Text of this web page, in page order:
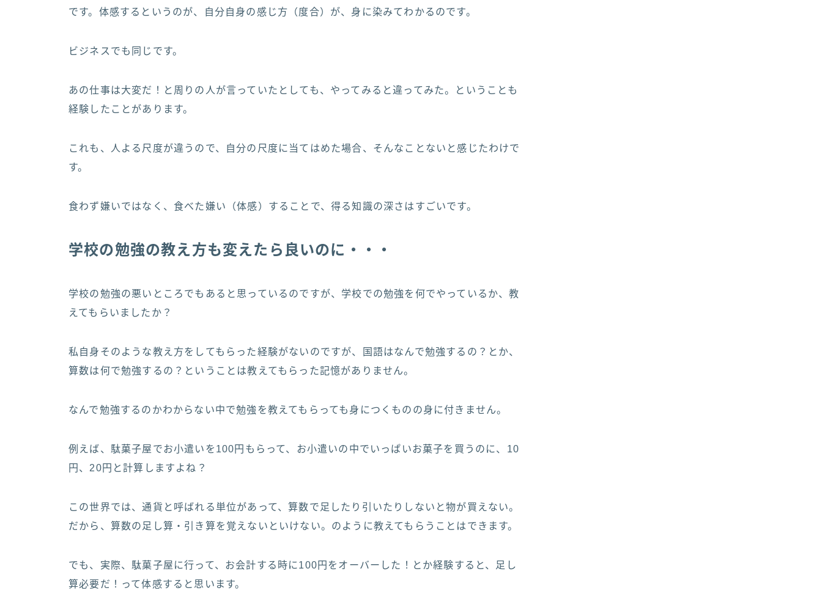
です。体感するというのが、自分自身の感じ方（度合）が、身に染みてわかるのです。
ビジネスでも同じです。
あの仕事は大変だ！と周りの人が言っていたとしても、やってみると違ってみた。ということも
経験したことがあります。
これも、人よる尺度が違うので、自分の尺度に当てはめた場合、そんなことないと感じたわけで
す。
食わず嫌いではなく、食べた嫌い（体感）することで、得る知識の深さはすごいです。
学校の勉強の教え方も変えたら良いのに・・・
学校の勉強の悪いところでもあると思っているのですが、学校での勉強を何でやっているか、教
えてもらいましたか？
私自身そのような教え方をしてもらった経験がないのですが、国語はなんで勉強するの？とか、
算数は何で勉強するの？ということは教えてもらった記憶がありません。
なんで勉強するのかわからない中で勉強を教えてもらっても身につくものの身に付きません。
例えば、駄菓子屋でお小遣いを100円もらって、お小遣いの中でいっぱいお菓子を買うのに、10
円、20円と計算しますよね？
この世界では、通貨と呼ばれる単位があって、算数で足したり引いたりしないと物が買えない。
だから、算数の足し算・引き算を覚えないといけない。のように教えてもらうことはできます。
でも、実際、駄菓子屋に行って、お会計する時に100円をオーバーした！とか経験すると、足し
算必要だ！って体感すると思います。